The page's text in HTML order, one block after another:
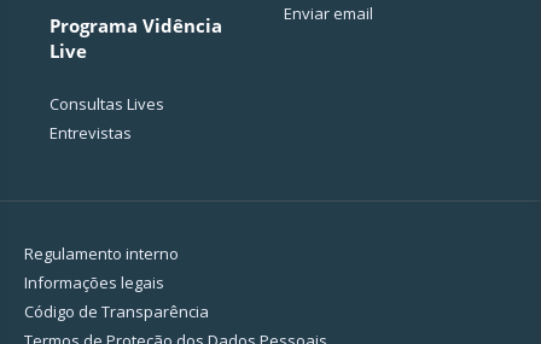
Programa Vidência
Live
Consultas Lives
Entrevistas
Enviar email
Regulamento interno
Informações legais
Código de Transparência